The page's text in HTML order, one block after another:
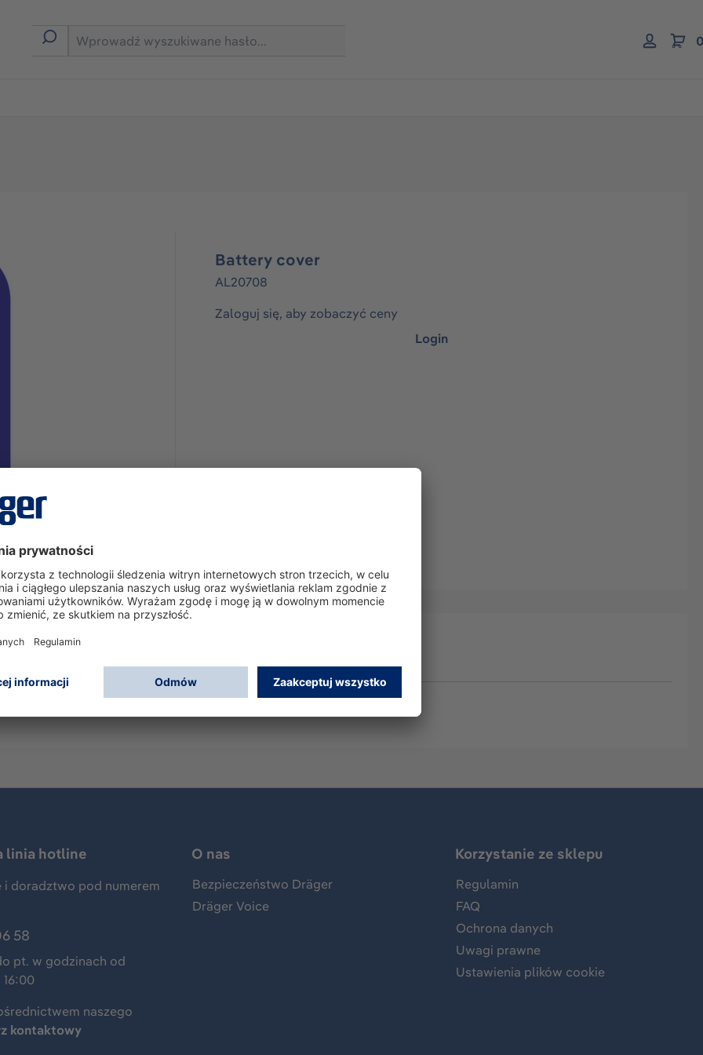
Battery cover
AL20708
Zaloguj się, aby zobaczyć ceny
Login
linia hotline
i doradztwo pod numerem
58
pt. w godzinach od
naszego
kontaktowy
O nas
Bezpieczeństwo Dräger
Dräger Voice
Korzystanie ze sklepu
Regulamin
FAQ
Ochrona danych
Uwagi prawne
Ustawienia plików cookie